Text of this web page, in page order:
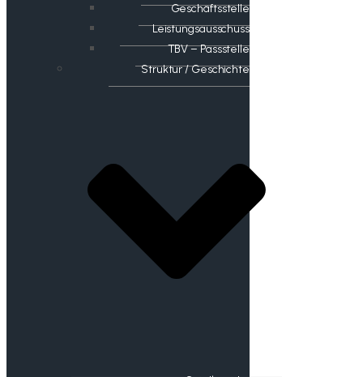
Geschäftsstelle
Leistungsausschuss
TBV – Passstelle
Struktur / Geschichte